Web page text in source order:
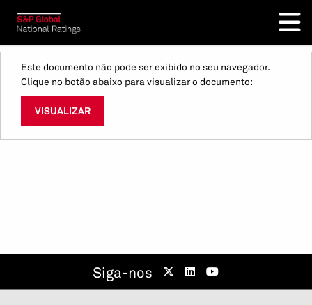
Este documento não pode ser exibido no seu navegador.
Clique no botão abaixo para visualizar o documento:
VISUALIZAR
Siga-nos